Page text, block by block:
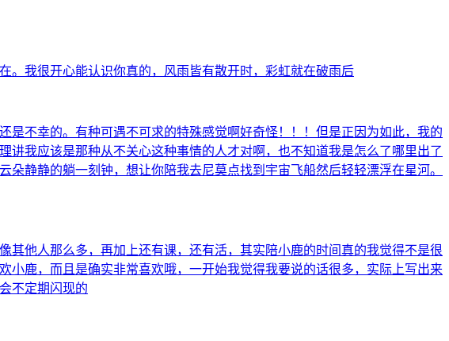
。我很开心能认识你真的，风雨皆有散开时，彩虹就在破雨后
不幸的。有种可遇不可求的特殊感觉啊好奇怪！！！但是正因为如此，我的
我应该是那种从不关心这种事情的人才对啊，也不知道我是怎么了哪里出了
静静的躺一刻钟，想让你陪我去尼莫点找到宇宙飞船然后轻轻漂浮在星河。
他人那么多，再加上还有课，还有活，其实陪小鹿的时间真的我觉得不是很
鹿，而且是确实非常喜欢哦，一开始我觉得我要说的话很多，实际上写出来
不定期闪现的